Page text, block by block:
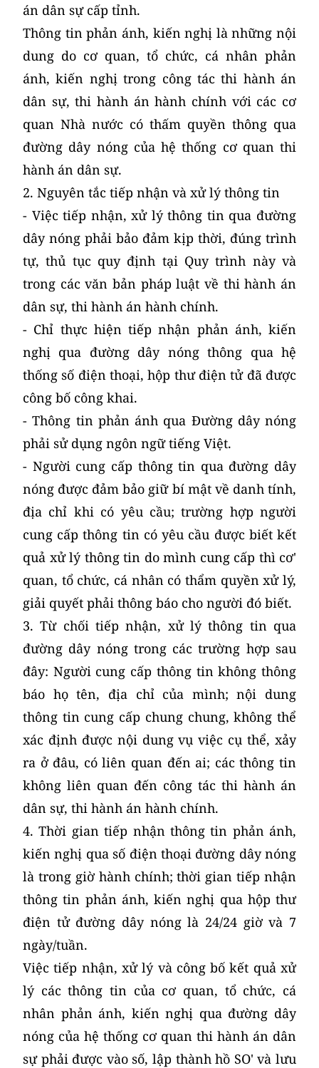
án dân sự cấp tỉnh.
Thông tin phản ánh, kiến nghị là những nội
dung do cơ quan, tổ chức, cá nhân phản
ánh, kiến nghị trong công tác thi hành án
dân sự, thi hành án hành chính với các cơ
quan Nhà nước có thấm quyền thông qua
đường dây nóng của hệ thống cơ quan thi
hành án dân sự.
2. Nguyên tắc tiếp nhận và xử lý thông tin
- Việc tiếp nhận, xử lý thông tin qua đường
dây nóng phải bảo đảm kịp thời, đúng trình
tự, thủ tục quy định tại Quy trình này và
trong các văn bản pháp luật về thi hành án
dân sự, thi hành án hành chính.
- Chỉ thực hiện tiếp nhận phản ánh, kiến
nghị qua đường dây nóng thông qua hệ
thống số điện thoại, hộp thư điện tử đã được
công bố công khai.
- Thông tin phản ánh qua Đường dây nóng
phải sử dụng ngôn ngữ tiếng Việt.
- Người cung cấp thông tin qua đường dây
nóng được đảm bảo giữ bí mật về danh tính,
địa chỉ khi có yêu cầu; trường hợp người
cung cấp thông tin có yêu cầu được biết kết
quả xử lý thông tin do mình cung cấp thì cơ'
quan, tổ chức, cá nhân có thẩm quyền xử lý,
giải quyết phải thông báo cho người đó biết.
3. Từ chối tiếp nhận, xử lý thông tin qua
đường dây nóng trong các trường hợp sau
đây: Người cung cấp thông tin không thông
báo họ tên, địa chỉ của mình; nội dung
thông tin cung cấp chung chung, không thể
xác định được nội dung vụ việc cụ thể, xảy
ra ở đâu, có liên quan đến ai; các thông tin
không liên quan đến công tác thi hành án
dân sự, thi hành án hành chính.
4. Thời gian tiếp nhận thông tin phản ánh,
kiến nghị qua số điện thoại đường dây nóng
là trong giờ hành chính; thời gian tiếp nhận
thông tin phản ánh, kiến nghị qua hộp thư
điện tử đường dây nóng là 24/24 giờ và 7
ngày/tuần.
Việc tiếp nhận, xử lý và công bố kết quả xử
lý các thông tin của cơ quan, tổ chức, cá
nhân phản ánh, kiến nghị qua đường dây
nóng của hệ thống cơ quan thi hành án dân
sự phải được vào số, lập thành hồ SO' và lưu